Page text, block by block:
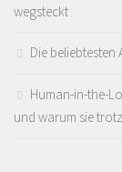
wegsteckt
Die
Human-in-the-
und warum sie